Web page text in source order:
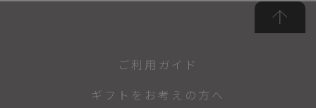
ご利用ガイド
ギフトをお考えの方へ